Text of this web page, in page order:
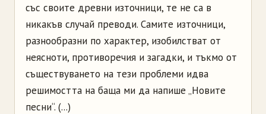
със своите древни източници, те не са в
никакъв случай преводи. Самите източници,
разнообразни по характер, изобилстват от
неясноти, противоречия и загадки, и тъкмо от
съществуването на тези проблеми идва
решимостта на баща ми да напише „Новите
песни“. (...)